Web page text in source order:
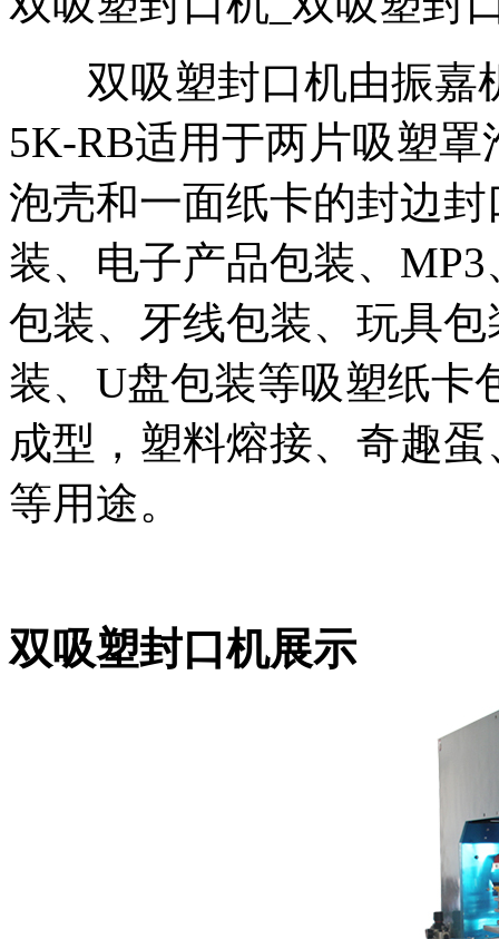
双吸塑封口机由振嘉
5K-RB适用于两片吸塑
泡壳和一面纸卡的封边
装、电子产品包装、
包装、牙线包装、玩具
装、U盘包装等吸塑纸卡
成型，塑料熔接、奇趣
等用途。
双吸塑封口机展示